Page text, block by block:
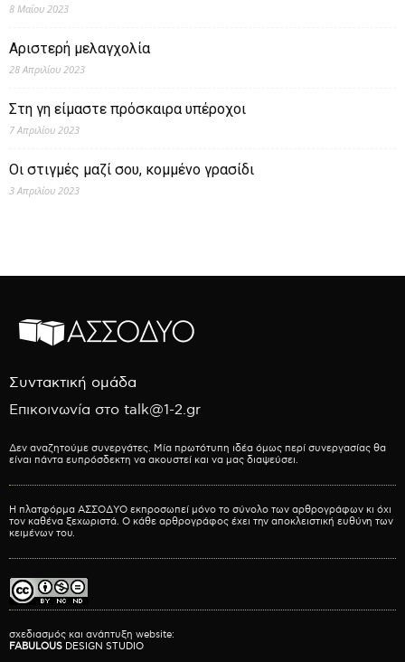
8 Μαΐου 2023
Αριστερή μελαγχολία
28 Απριλίου 2023
Στη γη είμαστε πρόσκαιρα υπέροχοι
7 Απριλίου 2023
Οι στιγμές μαζί σου, κομμένο γρασίδι
3 Απριλίου 2023
Συντακτική ομάδα
Επικοινωνία στο talk@1-2.gr
Δεν αναζητούμε συνεργάτες. Μία πρωτότυπη ιδέα όμως περί συνεργασίας θα
είναι πάντα ευπρόσδεκτη να ακουστεί και να μας διαψεύσει.
Η πλατφόρμα ΑΣΣΟΔΥΟ εκπροσωπεί μόνο το σύνολο των αρθρογράφων κι όχι
τον καθένα ξεχωριστά. Ο κάθε αρθρογράφος έχει την αποκλειστική ευθύνη των
κειμένων του.
σχεδιασμός και ανάπτυξη website:
FABULOUS DESIGN STUDIO